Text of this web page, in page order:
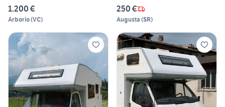
1.200 €
Arborio(VC)
250 €
Augusta (SR)